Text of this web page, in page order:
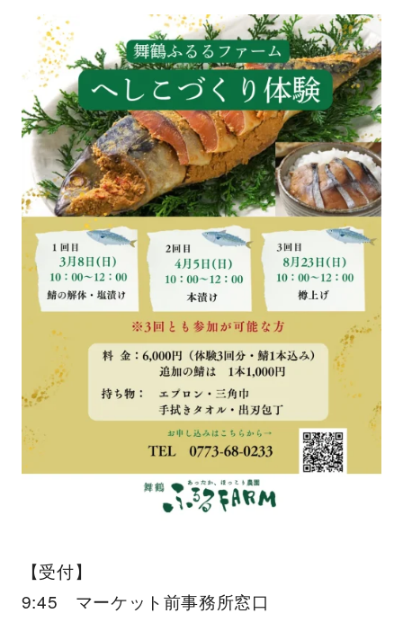
【受付】
9:45 マーケット前事務所窓口